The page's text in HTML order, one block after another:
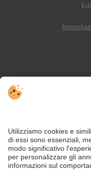
VIVODolomiti è il
montagna